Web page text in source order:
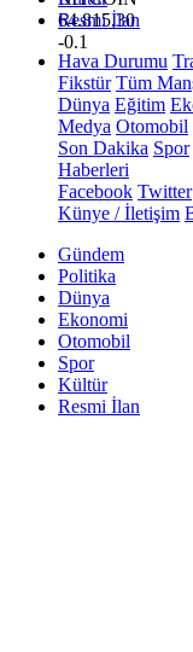
64.815,30
-0.1
Resmi İlan
Hava Durumu
Fikstür Tüm
Dünya Eğitim
Medya Otomobil
Son Dakika Spor
Haberleri
Facebook Twitter
Künye / İletişim
Gündem
Politika
Dünya
Ekonomi
Otomobil
Spor
Kültür
Resmi İlan